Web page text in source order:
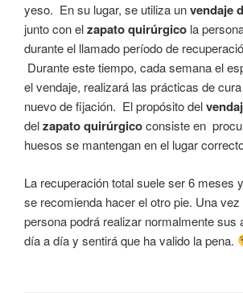
yeso. En su lugar, se utiliza unvendaje
junto con elzapato quirúrgico la
durante el llamado período de
Durante este tiempo, cada semana el
el vendaje, realizará las prácticas de
nuevo de fijación. El propósito del
delzapato quirúrgicoconsiste en
huesos se mantengan en el lugar
La recuperación total suele ser 6 meses
se recomienda hacer el otro pie. Una
persona podrá realizar normalmente sus
día a día y sentirá que ha valido la pena.